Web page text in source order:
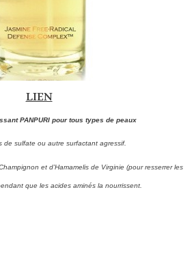
LIEN
PANPURI pour tous types de peaux
de sulfate ou autre surfactant agressif.
et d’Hamamelis de Virginie (pour resserrer les
que les acides aminés la nourrissent.